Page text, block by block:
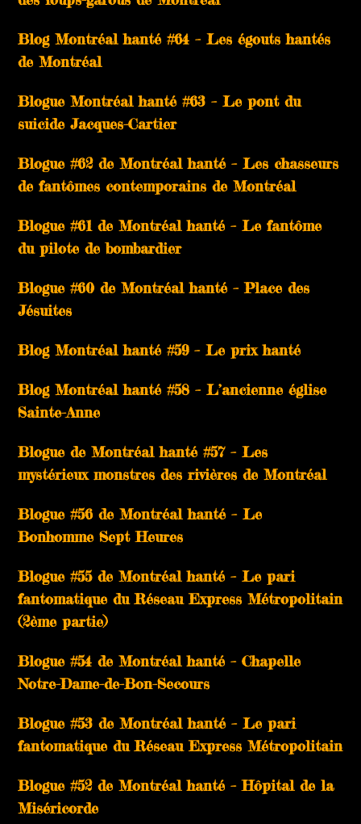
Blog Montréal hanté #64 – Les égouts hantés
de Montréal
Blogue Montréal hanté #63 – Le pont du
suicide Jacques-Cartier
Blogue #62 de Montréal hanté – Les chasseurs
de fantômes contemporains de Montréal
Blogue #61 de Montréal hanté – Le fantôme
du pilote de bombardier
Blogue #60 de Montréal hanté – Place des
Jésuites
Blog Montréal hanté #59 – Le prix hanté
Blog Montréal hanté #58 – L’ancienne église
Sainte-Anne
Blogue de Montréal hanté #57 – Les
mystérieux monstres des rivières de Montréal
Blogue #56 de Montréal hanté – Le
Bonhomme Sept Heures
Blogue #55 de Montréal hanté – Le pari
fantomatique du Réseau Express Métropolitain
(2ème partie)
Blogue #54 de Montréal hanté – Chapelle
Notre-Dame-de-Bon-Secours
Blogue #53 de Montréal hanté – Le pari
fantomatique du Réseau Express Métropolitain
Blogue #52 de Montréal hanté – Hôpital de la
Miséricorde